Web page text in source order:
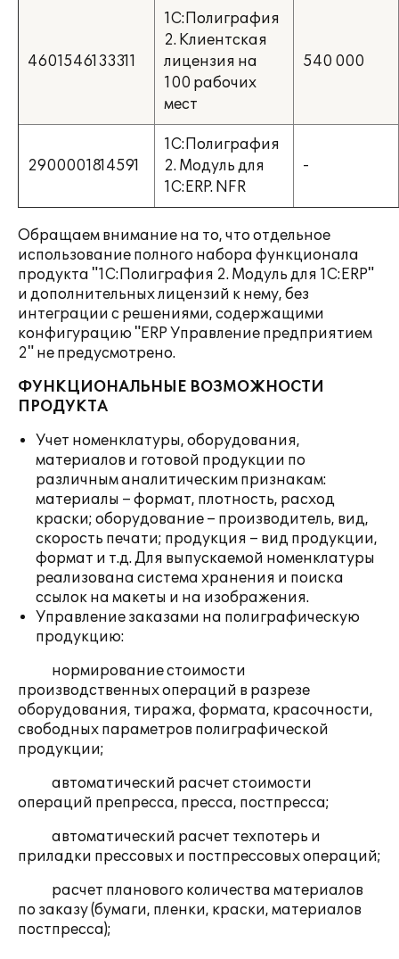
4601546133311
1С:Полиграфия
2. Клиентская
лицензия на
100 рабочих
мест
540 000
2900001814591
1С:Полиграфия
2. Модуль для
1C:ERP. NFR
-
Обращаем внимание на то, что отдельное
использование полного набора функционала
продукта "1С:Полиграфия 2. Модуль для 1С:ERP"
и дополнительных лицензий к нему, без
интеграции с решениями, содержащими
конфигурацию "ERP Управление предприятием
2" не предусмотрено.
ФУНКЦИОНАЛЬНЫЕ ВОЗМОЖНОСТИ
ПРОДУКТА
Учет номенклатуры, оборудования,
материалов и готовой продукции по
различным аналитическим признакам:
материалы – формат, плотность, расход
краски; оборудование – производитель, вид,
скорость печати; продукция – вид продукции,
формат и т.д. Для выпускаемой номенклатуры
реализована система хранения и поиска
ссылок на макеты и на изображения.
Управление заказами на полиграфическую
продукцию:
нормирование стоимости
производственных операций в разрезе
оборудования, тиража, формата, красочности,
свободных параметров полиграфической
продукции;
автоматический расчет стоимости
операций препресса, пресса, постпресса;
автоматический расчет техпотерь и
приладки прессовых и постпрессовых операций;
расчет планового количества материалов
по заказу (бумаги, пленки, краски, материалов
постпресса);